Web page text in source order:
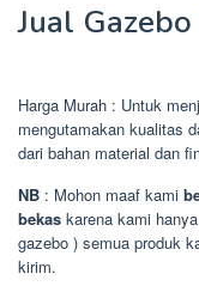
Jual
Harga Murah : Untuk
mengutamakan kualitas
dari bahan material dan
NB : Mohon maaf kami
bekas karena kami
gazebo ) semua produk
kirim.